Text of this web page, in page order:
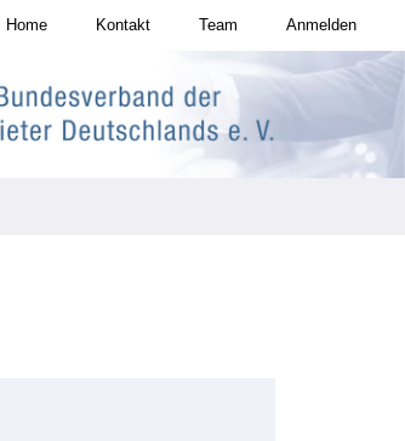
Home Kontakt Team Anmelden